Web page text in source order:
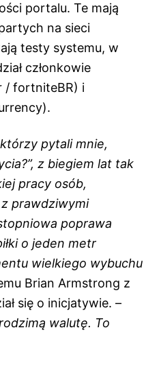
portalu. Te mają
na sieci
testy systemu, w
członkowie
/ fortniteBR) i
pytali mnie,
z biegiem lat tak
pracy osób,
prawdziwymi
poprawa
o jeden metr
wielkiego wybuchu
Brian Armstrong z
się o inicjatywie. –
walutę. To